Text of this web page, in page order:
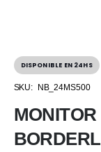
DISPONIBLE EN 24HS
SKU: NB_24MS500